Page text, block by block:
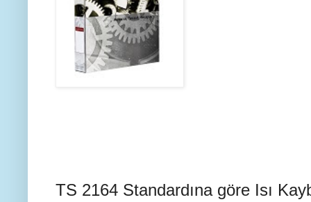
TS 2164 Standardına göre Isı